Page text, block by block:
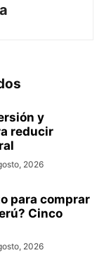
y
reducir
2026
para comprar
Cinco
2026